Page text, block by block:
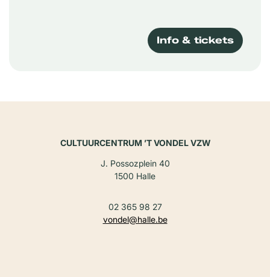
Info & tickets
CULTUURCENTRUM ’T VONDEL VZW
J. Possozplein 40
1500 Halle
02 365 98 27
vondel@halle.be